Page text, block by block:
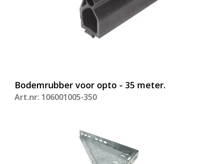
Bodemrubber voor opto - 35 meter.
Art.nr: 106001005-350